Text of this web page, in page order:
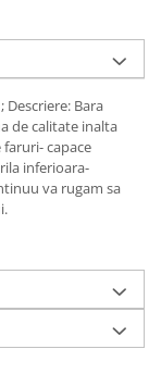
Descriere: Bara
de calitate inalta
capace
inferioara-
va rugam sa